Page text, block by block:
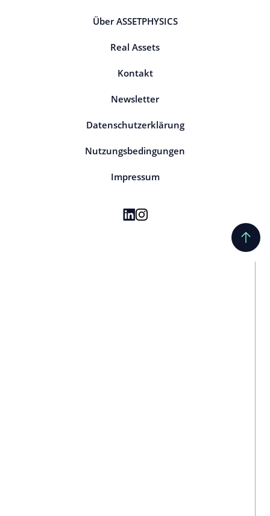
Über ASSETPHYSICS
Real Assets
Kontakt
Newsletter
Datenschutzerklärung
Nutzungsbedingungen
Impressum